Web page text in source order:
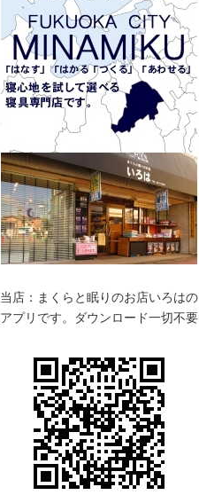
当店：まくらと眠りのお店いろはの
アプリです。ダウンロード一切不要